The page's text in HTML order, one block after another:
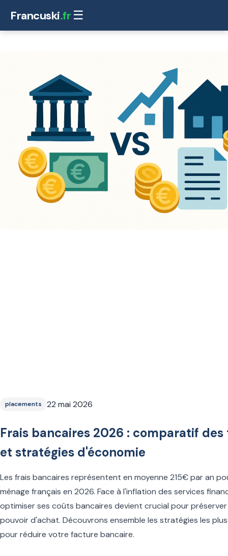
Francuski.fr ☰
placements 22 mai 2026
Frais bancaires 2026 : comparatif
et stratégies d'économie
Les frais bancaires représentent en moyenne 215€ par an
ménage français en 2026. Face à l'inflation des services
optimiser ses coûts bancaires devient crucial pour
pouvoir d'achat. Découvrons ensemble les stratégies les
pour réduire votre facture bancaire.